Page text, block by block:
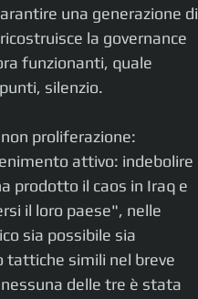
una generazione di
la governance
funzionanti, quale
silenzio.
proliferazione:
attivo: indebolire
prodotto il caos in Iraq e
il loro paese", nelle
sia possibile sia
tattiche simili nel breve
delle tre è stata